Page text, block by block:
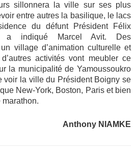
sillonnera la ville sur ses plus
entre autres la basilique, le lacs
du défunt Président Félix
a indiqué Marcel Avit. Des
village d’animation culturelle et
activités vont meubler ce
la municipalité de Yamoussoukro
voir la ville du Président Boigny se
New-York, Boston, Paris et bien
marathon.
Anthony NIAMKE